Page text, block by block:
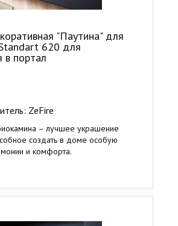
"Паутина" для
620 для
в портал
ZeFire
– лучшее украшение
создать в доме особую
и комфорта.